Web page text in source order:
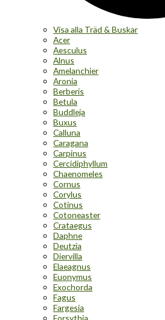
Visa alla Träd & Buskar
Acer
Aesculus
Alnus
Amelanchier
Aronia
Berberis
Betula
Buddleja
Buxus
Calluna
Caragana
Carpinus
Cercidiphyllum
Chaenomeles
Cornus
Corylus
Cotinus
Cotoneaster
Crataegus
Daphne
Deutzia
Diervilla
Elaeagnus
Euonymus
Exochorda
Fagus
Fargesia